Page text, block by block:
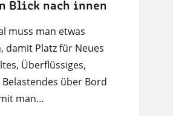
Blick nach innen
muss man etwas
damit Platz für Neues
Überflüssiges,
über Bord
man…